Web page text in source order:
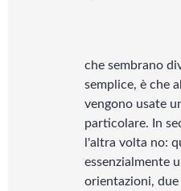
Psicologia e psicoanalisi
che sembrano
semplice, è che
vengono usate
particolare. In
l'altra volta no:
essenzialmente
orientazioni, due